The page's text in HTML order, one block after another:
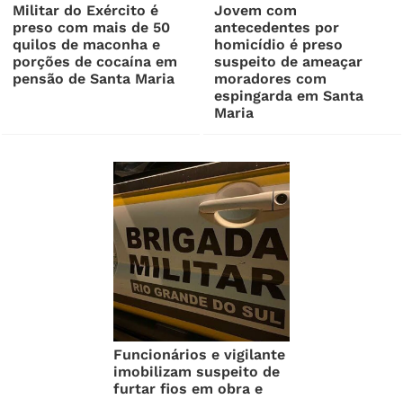
Militar do Exército é
preso com mais de 50
quilos de maconha e
porções de cocaína em
pensão de Santa Maria
Jovem com
antecedentes por
homicídio é preso
suspeito de ameaçar
moradores com
espingarda em Santa
Maria
Funcionários e vigilante
imobilizam suspeito de
furtar fios em obra e